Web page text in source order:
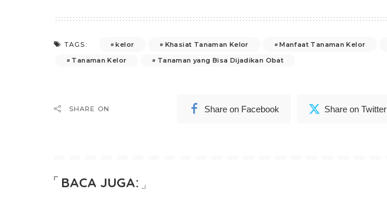
TAGS: kelor Khasiat Tanaman Kelor Manfaat Tanaman Kelor
Tanaman Kelor
Tanaman yang Bisa Dijadikan Obat
SHARE ON Share on Facebook Share on Twitter
BACA JUGA: